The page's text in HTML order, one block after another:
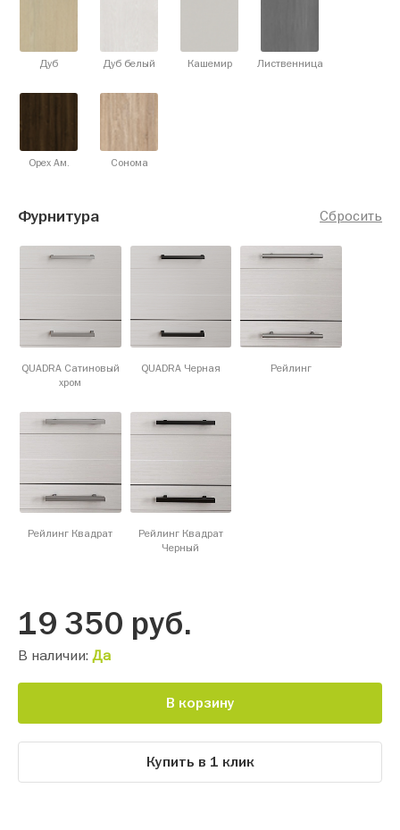
Дуб Дуб белый Кашемир Лиственница
Орех Ам. Сонома
Сбросить
Фурнитура
QUADRA Сатиновый
хром
QUADRA Черная Рейлинг
Рейлинг Квадрат
Рейлинг Квадрат
Черный
19 350 руб.
В наличии: Да
В корзину
Купить в 1 клик